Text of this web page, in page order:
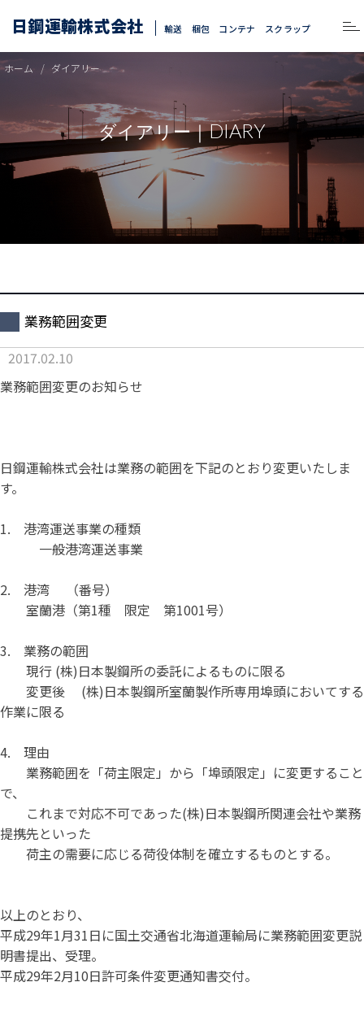
日鋼運輸株式会社 輸送 梱包 コンテナ スクラップ
ホーム ダイアリー
ダイアリー｜DIARY
業務範囲変更
2017.02.10
業務範囲変更のお知らせ
日鋼運輸株式会社は業務の範囲を下記のとおり変更いたしま
す。
1. 港湾運送事業の種類
一般港湾運送事業
2. 港湾 （番号）
室蘭港（第1種 限定 第1001号）
3. 業務の範囲
現行 (株)日本製鋼所の委託によるものに限る
変更後 (株)日本製鋼所室蘭製作所専用埠頭においてする
作業に限る
4. 理由
業務範囲を「荷主限定」から「埠頭限定」に変更すること
で、
これまで対応不可であった(株)日本製鋼所関連会社や業務
提携先といった
荷主の需要に応じる荷役体制を確立するものとする。
以上のとおり、
平成29年1月31日に国土交通省北海道運輸局に業務範囲変更説
明書提出、受理。
平成29年2月10日許可条件変更通知書交付。